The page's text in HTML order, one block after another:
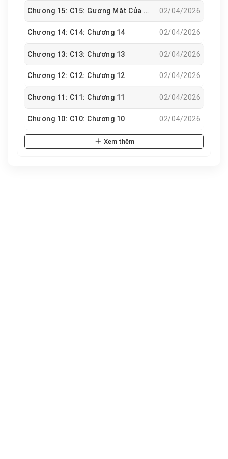
Chương 15: C15: Gương Mặt Của Thế Kỷ Trước 02/04/2026
Chương 14: C14: Chương 14 02/04/2026
Chương 13: C13: Chương 13 02/04/2026
Chương 12: C12: Chương 12 02/04/2026
Chương 11: C11: Chương 11 02/04/2026
Chương 10: C10: Chương 10 02/04/2026
Xem thêm